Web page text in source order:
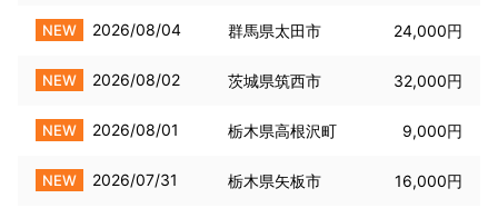
NEW 2026/08/04 群馬県太田市 24,000円
NEW 2026/08/02 茨城県筑西市 32,000円
NEW 2026/08/01 栃木県高根沢町 9,000円
NEW 2026/07/31 栃木県矢板市 16,000円